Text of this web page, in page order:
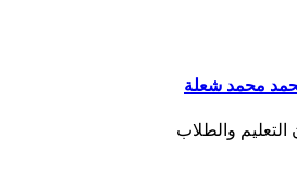
محمد محمد شعلة
والطلاب